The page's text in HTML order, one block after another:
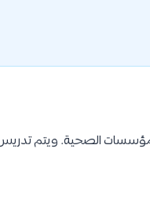
الصحية. ويتم